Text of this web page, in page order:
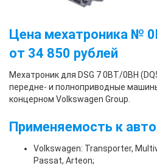
Цена мехатроника №
от 34 850 рублей
Мехатроник для DSG 7 0BT/0BH
передне- и полноприводные
концерном Volkswagen Group.
Применяемость к
Volkswagen: Transporter,
Passat, Arteon;